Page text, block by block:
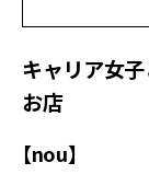
キャリア女子
お店
【nou】